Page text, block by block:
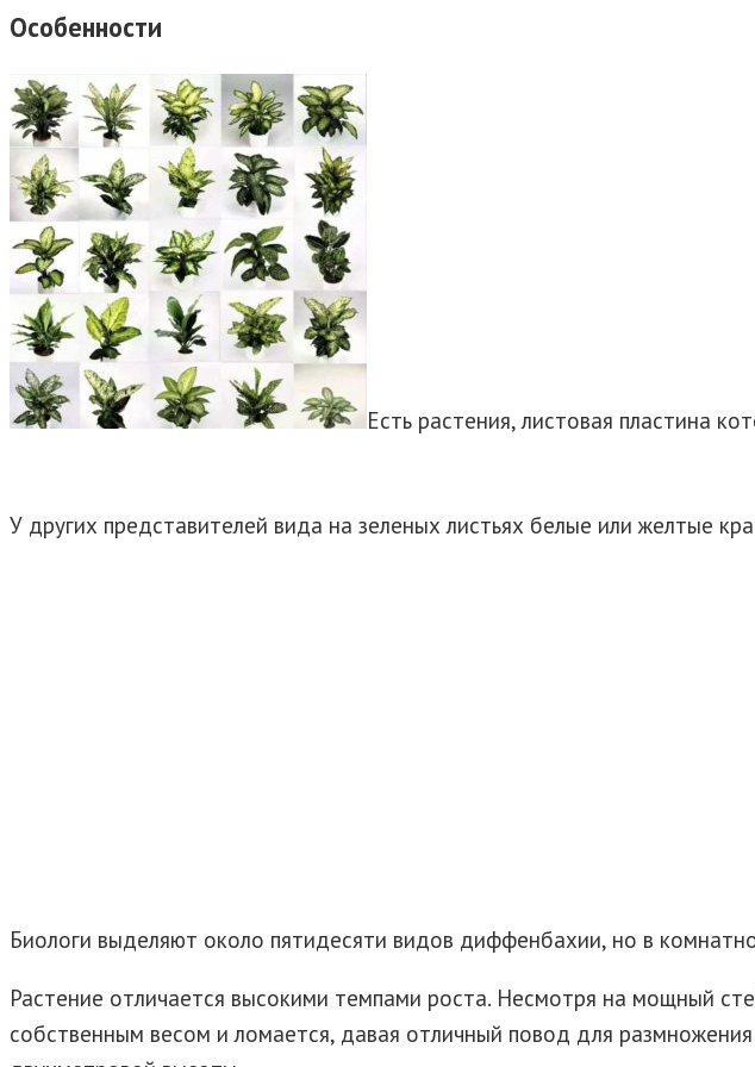
Особенности
Есть растения, листовая пластина
У других представителей вида на зеленых листьях белые или желтые
Биологи выделяют около пятидесяти видов диффенбахии, но в
Растение отличается высокими темпами роста. Несмотря на мощный
собственным весом и ломается, давая отличный повод для